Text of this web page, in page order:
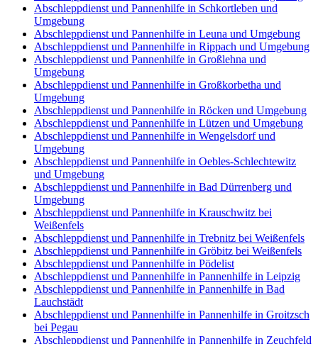
Abschleppdienst und Pannenhilfe in Schkortleben und
Umgebung
Abschleppdienst und Pannenhilfe in Leuna und Umgebung
Abschleppdienst und Pannenhilfe in Rippach und Umgebung
Abschleppdienst und Pannenhilfe in Großlehna und
Umgebung
Abschleppdienst und Pannenhilfe in Großkorbetha und
Umgebung
Abschleppdienst und Pannenhilfe in Röcken und Umgebung
Abschleppdienst und Pannenhilfe in Lützen und Umgebung
Abschleppdienst und Pannenhilfe in Wengelsdorf und
Umgebung
Abschleppdienst und Pannenhilfe in Oebles-Schlechtewitz
und Umgebung
Abschleppdienst und Pannenhilfe in Bad Dürrenberg und
Umgebung
Abschleppdienst und Pannenhilfe in Krauschwitz bei
Weißenfels
Abschleppdienst und Pannenhilfe in Trebnitz bei Weißenfels
Abschleppdienst und Pannenhilfe in Gröbitz bei Weißenfels
Abschleppdienst und Pannenhilfe in Pödelist
Abschleppdienst und Pannenhilfe in Pannenhilfe in Leipzig
Abschleppdienst und Pannenhilfe in Pannenhilfe in Bad
Lauchstädt
Abschleppdienst und Pannenhilfe in Pannenhilfe in Groitzsch
bei Pegau
Abschleppdienst und Pannenhilfe in Pannenhilfe in Zeuchfeld